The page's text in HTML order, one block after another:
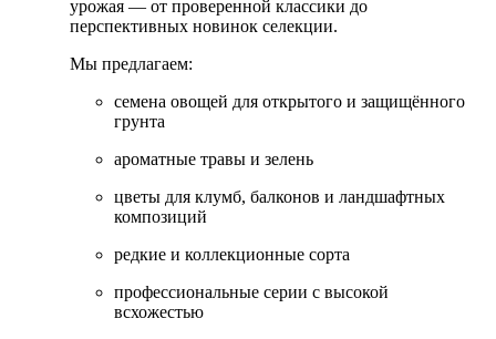
урожая — от проверенной классики до
перспективных новинок селекции.
Мы предлагаем:
семена овощей для открытого и защищённого
грунта
ароматные травы и зелень
цветы для клумб, балконов и ландшафтных
композиций
редкие и коллекционные сорта
профессиональные серии с высокой
всхожестью